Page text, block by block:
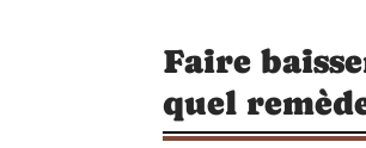
Faire
quel